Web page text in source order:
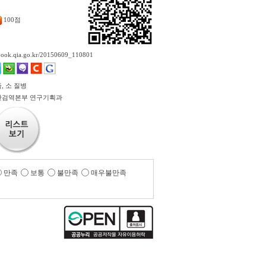
100점
20150609_110801
소 질병
검역본부 연구기획과
만족 보통 불만족 매우불만족